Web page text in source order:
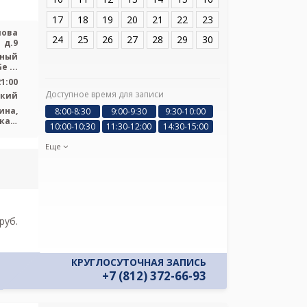
д.9
...
17
18 19 20 21 22
23
24
25 26 27 28 29 30
Доступное время для записи
8:00-8:30
9:00-9:30
9:30-10:00
10:00-10:30
11:30-12:00 14:30-15:00
Еще
КРУГЛОСУТОЧНАЯ ЗАПИСЬ
+7 (812) 372-66-93